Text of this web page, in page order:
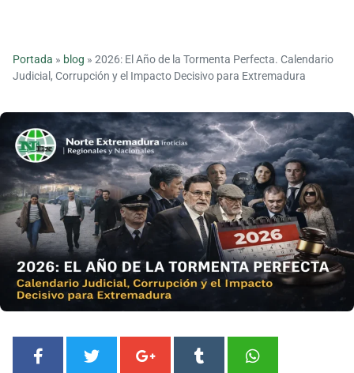
Portada » blog » 2026: El Año de la Tormenta Perfecta. Calendario
Judicial, Corrupción y el Impacto Decisivo para Extremadura